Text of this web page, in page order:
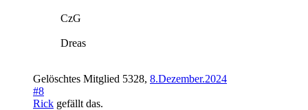
CzG
Dreas
Gelöschtes Mitglied 5328, 8.Dezember.2024
#8
Rick gefällt das.